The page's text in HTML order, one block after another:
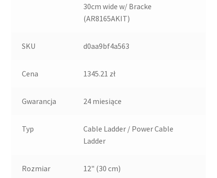
30cm wide w/ Bracke
(AR8165AKIT)
SKU d0aa9bf4a563
Cena 1345.21 zł
Gwarancja 24 miesiące
Typ
Cable Ladder / Power Cable
Ladder
Rozmiar 12" (30 cm)